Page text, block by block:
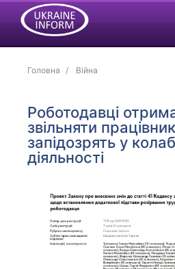
Головна Війна
Роботодавці
звільняти
запідозрять у
діяльності